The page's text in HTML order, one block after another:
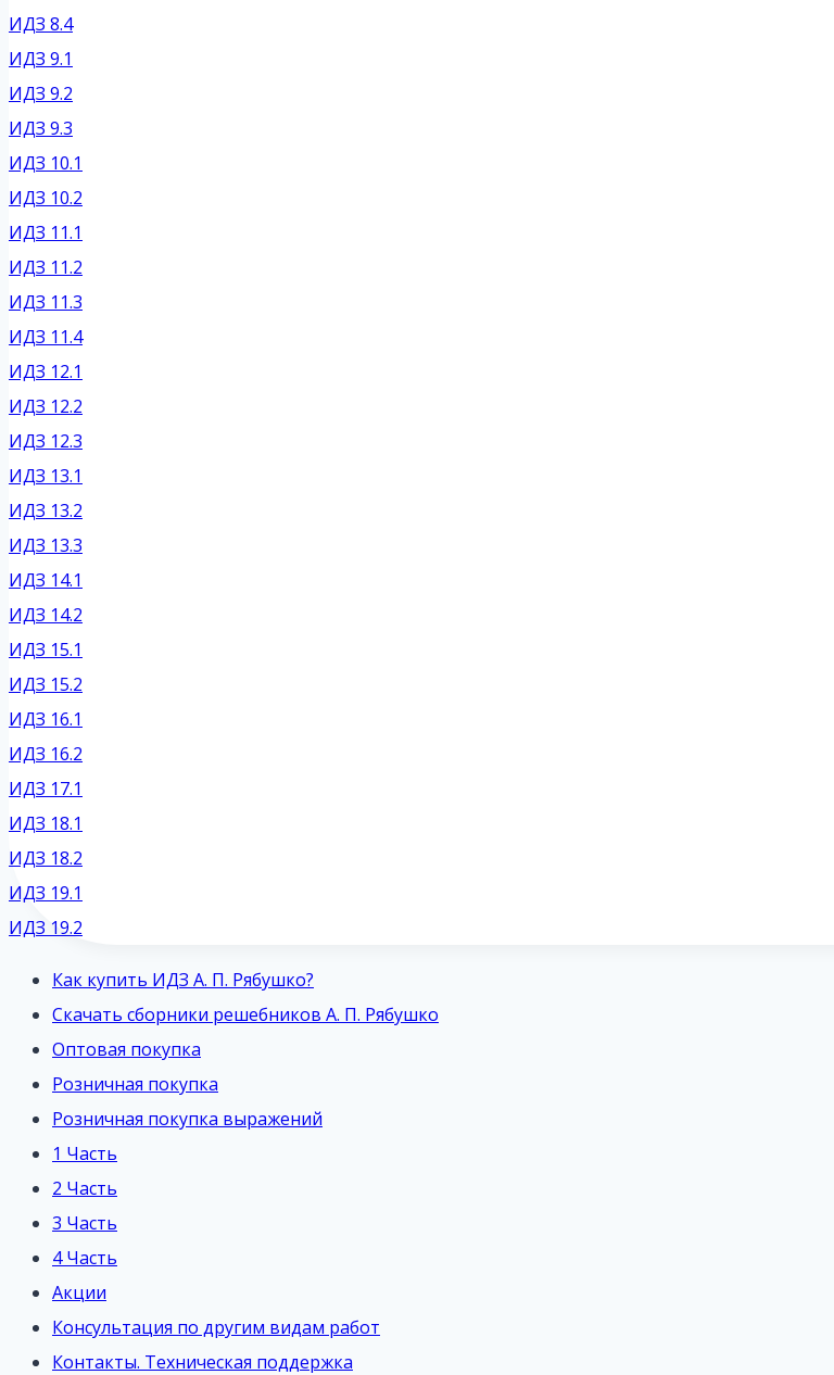
ИДЗ 8.4
ИДЗ 9.1
ИДЗ 9.2
ИДЗ 9.3
ИДЗ 10.1
ИДЗ 10.2
ИДЗ 11.1
ИДЗ 11.2
ИДЗ 11.3
ИДЗ 11.4
ИДЗ 12.1
ИДЗ 12.2
ИДЗ 12.3
ИДЗ 13.1
ИДЗ 13.2
ИДЗ 13.3
ИДЗ 14.1
ИДЗ 14.2
ИДЗ 15.1
ИДЗ 15.2
ИДЗ 16.1
ИДЗ 16.2
ИДЗ 17.1
ИДЗ 18.1
ИДЗ 18.2
ИДЗ 19.1
ИДЗ 19.2
Как купить ИДЗ А. П. Рябушко?
Скачать сборники решебников А. П. Рябушко
Оптовая покупка
Розничная покупка
Розничная покупка выражений
1 Часть
2 Часть
3 Часть
4 Часть
Акции
Консультация по другим видам работ
Контакты. Техническая поддержка